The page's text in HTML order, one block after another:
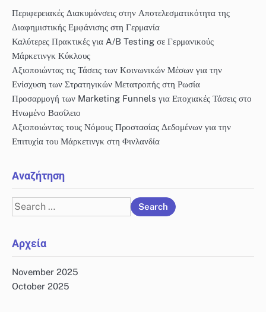
Περιφερειακές Διακυμάνσεις στην Αποτελεσματικότητα της
Διαφημιστικής Εμφάνισης στη Γερμανία
Καλύτερες Πρακτικές για A/B Testing σε Γερμανικούς
Μάρκετινγκ Κύκλους
Αξιοποιώντας τις Τάσεις των Κοινωνικών Μέσων για την
Ενίσχυση των Στρατηγικών Μετατροπής στη Ρωσία
Προσαρμογή των Marketing Funnels για Εποχιακές Τάσεις στο
Ηνωμένο Βασίλειο
Αξιοποιώντας τους Νόμους Προστασίας Δεδομένων για την
Επιτυχία του Μάρκετινγκ στη Φινλανδία
Αναζήτηση
Search
for:
Αρχεία
November 2025
October 2025